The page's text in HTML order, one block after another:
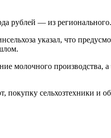
рублей — из регионального.
указал, что
молочного
сельхозтехники и